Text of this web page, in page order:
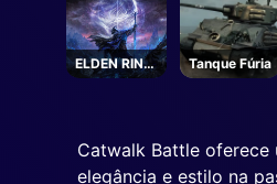
ELDEN RING
NIGHTREIGN
Tanque Fúria
Catwalk Battle oferece
elegância e estilo na